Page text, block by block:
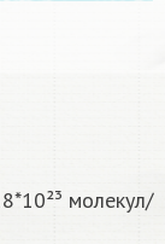
молекул/